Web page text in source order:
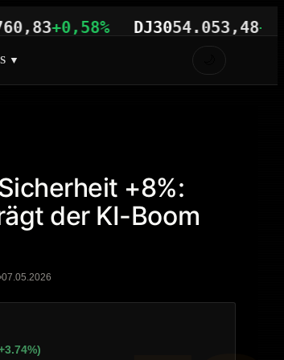
+0,58% DJ30 54.053,48+0,23%
▼
+8%:
der KI-Boom
07.05.2026